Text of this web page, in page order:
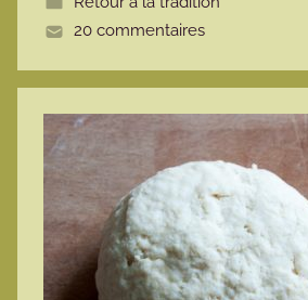
t
e
20 commentaires